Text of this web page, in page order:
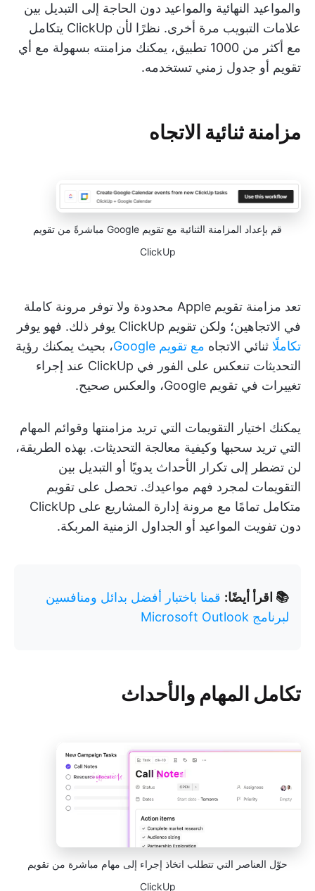
والمواعيد النهائية والمواعيد دون الحاجة إلى التبديل بين
علامات التبويب مرة أخرى. نظرًا لأن ClickUp يتكامل
مع أكثر من 1000 تطبيق، يمكنك مزامنته بسهولة مع أي
تقويم أو جدول زمني تستخدمه.
مزامنة ثنائية الاتجاه
قم بإعداد المزامنة الثنائية مع تقويم Google مباشرةً من تقويم
ClickUp
تعد مزامنة تقويم Apple محدودة ولا توفر مرونة كاملة
في الاتجاهين؛ ولكن تقويم ClickUp يوفر ذلك. فهو يوفر
تكاملًا ثنائي الاتجاه مع تقويم Google
، بحيث يمكنك رؤية
التحديثات تنعكس على الفور في ClickUp عند إجراء
تغييرات في تقويم Google، والعكس صحيح.
يمكنك اختيار التقويمات التي تريد مزامنتها وقوائم المهام
التي تريد سحبها وكيفية معالجة التحديثات. بهذه الطريقة،
لن تضطر إلى تكرار الأحداث يدويًا أو التبديل بين
التقويمات لمجرد فهم مواعيدك. تحصل على تقويم
متكامل تمامًا مع مرونة إدارة المشاريع على ClickUp
دون تفويت المواعيد أو الجداول الزمنية المربكة.
📚 اقرأ أيضًا: قمنا باختبار أفضل بدائل ومنافسين
لبرنامج Microsoft Outlook
تكامل المهام والأحداث
حوّل العناصر التي تتطلب اتخاذ إجراء إلى مهام مباشرة من تقويم
ClickUp